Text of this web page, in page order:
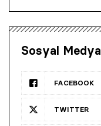
Sosyal Medya
FACEBOOK
TWITTER